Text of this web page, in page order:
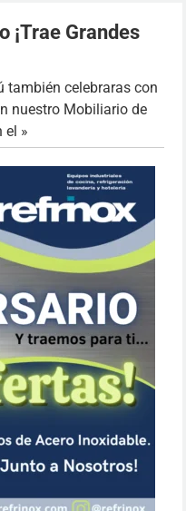
¡Trae Grandes
también celebraras con
nuestro Mobiliario de
el »